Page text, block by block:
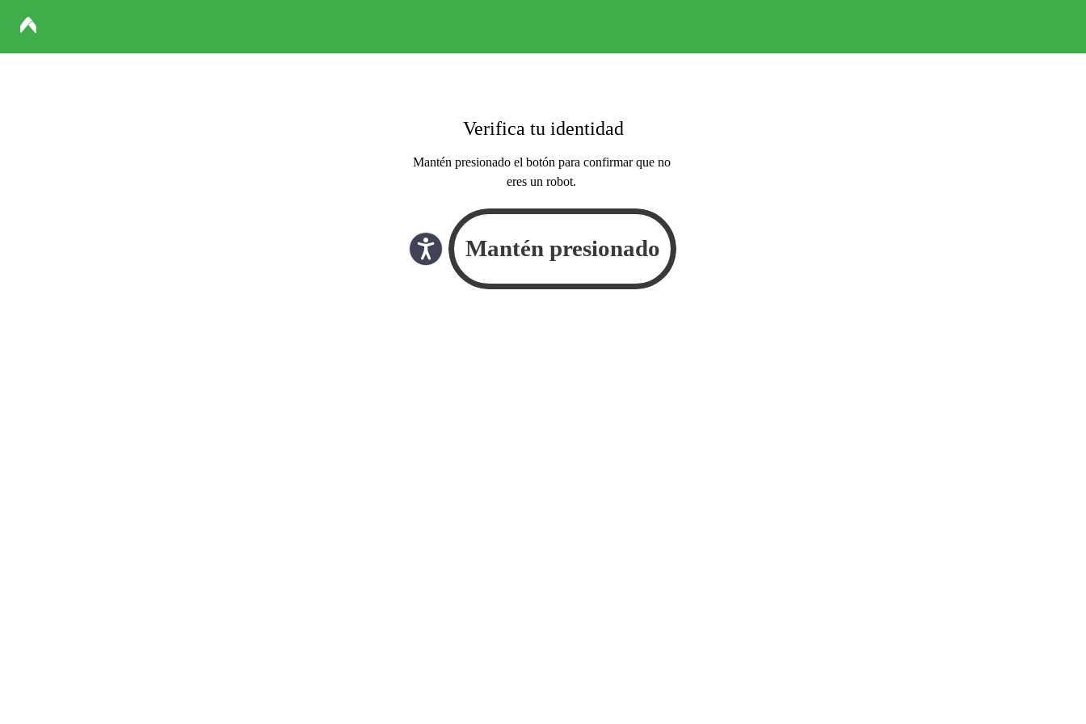
Verifica tu identidad
Mantén presionado el botón para confirmar que no
eres un robot.